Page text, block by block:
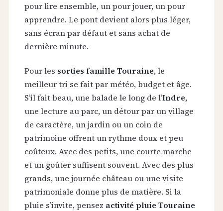
pour lire ensemble, un pour jouer, un pour
apprendre. Le pont devient alors plus léger,
sans écran par défaut et sans achat de
dernière minute.
Pour les sorties famille Touraine, le
meilleur tri se fait par météo, budget et âge.
S’il fait beau, une balade le long de l’Indre,
une lecture au parc, un détour par un village
de caractère, un jardin ou un coin de
patrimoine offrent un rythme doux et peu
coûteux. Avec des petits, une courte marche
et un goûter suffisent souvent. Avec des plus
grands, une journée château ou une visite
patrimoniale donne plus de matière. Si la
pluie s’invite, pensez activité pluie Touraine